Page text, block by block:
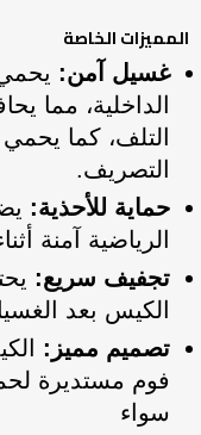
المميزات الخاصة
غسيل آمن:
الداخلية، مما
التلف، كما
التصريف.
حماية للأحذية:
الرياضية آمنة
تجفيف سريع:
الكيس بعد
تصميم مميز:
فوم مستديرة
سواء